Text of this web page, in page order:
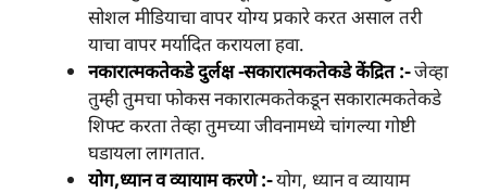
सोशल मीडियाचा वापर योग्य प्रकारे करत असाल तरी
याचा वापर मर्यादित करायला हवा.
नकारात्मकतेकडे दुर्लक्ष -सकारात्मकतेकडे केंद्रित :-जेव्हा
तुम्ही तुमचा फोकस नकारात्मकतेकडून सकारात्मकतेकडे
शिफ्ट करता तेव्हा तुमच्या जीवनामध्ये चांगल्या गोष्टी
घडायला लागतात.
योग,ध्यान व व्यायाम करणे :-योग, ध्यान व व्यायाम